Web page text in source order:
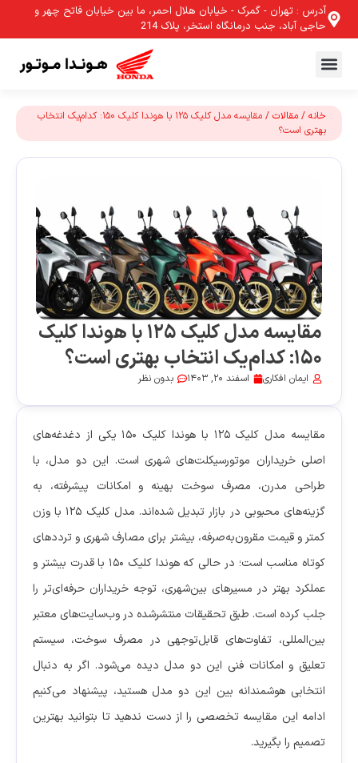
آدرس : تهران - گمرک - خیابان هلال احمر، ما بین خیابان فاتح چهر و
حاجی آباد، جنب درمانگاه استخر، پلاک 214
خانه / مقالات
/ مقایسه مدل کلیک ۱۲۵ با هوندا کلیک ۱۵۰: کدام‌یک انتخاب
بهتری است؟
مقایسه مدل کلیک ۱۲۵ با هوندا کلیک
۱۵۰: کدام‌یک انتخاب بهتری است؟
ایمان افکاری اسفند 20, 1403 بدون نظر
مقایسه مدل کلیک ۱۲۵ با هوندا کلیک ۱۵۰ یکی از دغدغه‌های
اصلی خریداران موتورسیکلت‌های شهری است. این دو مدل، با
طراحی مدرن، مصرف سوخت بهینه و امکانات پیشرفته، به
گزینه‌های محبوبی در بازار تبدیل شده‌اند. مدل کلیک ۱۲۵ با وزن
کمتر و قیمت مقرون‌به‌صرفه، بیشتر برای مصارف شهری و ترددهای
کوتاه مناسب است؛ در حالی که هوندا کلیک ۱۵۰ با قدرت بیشتر و
عملکرد بهتر در مسیرهای بین‌شهری، توجه خریداران حرفه‌ای‌تر را
جلب کرده است. طبق تحقیقات منتشرشده در وب‌سایت‌های معتبر
بین‌المللی، تفاوت‌های قابل‌توجهی در مصرف سوخت، سیستم
تعلیق و امکانات فنی این دو مدل دیده می‌شود. اگر به دنبال
انتخابی هوشمندانه بین این دو مدل هستید، پیشنهاد می‌کنیم
ادامه این مقایسه تخصصی را از دست ندهید تا بتوانید بهترین
تصمیم را بگیرید.